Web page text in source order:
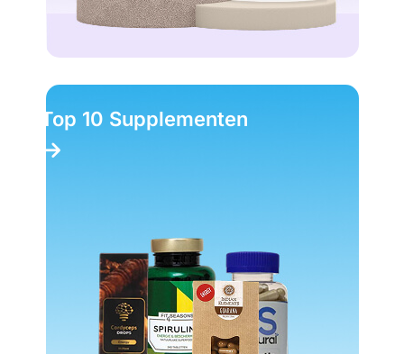
Top 10 Supplementen